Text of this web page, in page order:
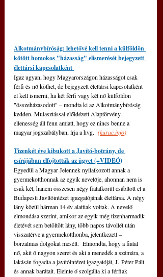
Alkotmánybíróság: lehetővé kell tenni a külföldön
kötött homokos "házasság" elismerését bejegyzett
élettársi kapcsolatként
Igaz ugyan, hogy Magyarországon házasságot csak
férfi és nő köthet, de bejegyzett élettársi kapcsolatként
el kell ismerni, ha két férfi vagy két nő külföldön
"összeházasodott" – mondta ki az Alkotmánybíróság
kedden. Mulasztással előidézett Alaptörvény-
ellenesség áll fenn amiatt, hogy ez nincs benne a
magyar jogszabályban, írja a hvg. (kuruc.info)
Tizenkét éve kibukott a Javító-botrány, de
csírájában elfojtották az ügyet (+VIDEÓ)
Egyedül a Magyar Jelennek nyilatkozott annak a
gyermekotthonnak az egyik nevelője, ahonnan nem is
csak két, hanem összesen négy fiatalkorút csábított el a
Budapesti Javítóintézet igazgatójának élettársa. A négy
lány közül hárman 14 év alattiak voltak. A nevelő
elmondása szerint, amikor az egyik még tizenharmadik
életévét sem betöltött lány, több napos távollét után
visszatérve a gyermekotthonba, jelentkezett –
borzalmas dolgokat mesélt.  Elmondta, hogy a fiatal
nő, akit ő nagyon szeret és aki a menedék a számára, a
lakásán fogadta a javítóintézet igazgatóját, J. Péter Pált
és annak barátait. Eleinte ő szolgálta ki a férfiak